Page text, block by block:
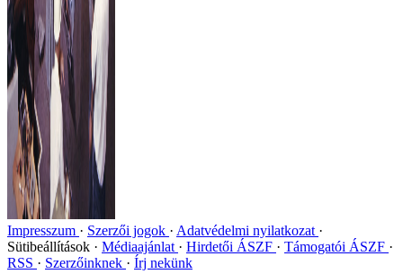
Impresszum Szerzői jogok
Adatvédelmi nyilatkozat
Sütibeállítások
Médiaajánlat Hirdetői ÁSZF
Támogatói ÁSZF
RSS
Szerzőinknek Írj nekünk